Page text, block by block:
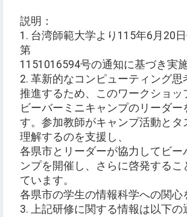
説明：
1. 台湾師範大学より115年6月20
第
1151016594号の通知に基づき実施
2. 革新的なコンピューティング思
推進するため、このワークショッ
ビーバーミニキャンプのリーダー
す。参加教師がキャンプ活動とタ
理解するのを支援し、
各県市とリーダーが協力してビー
ンプを開催し、さらに啓発するこ
ています。
各県市の学生の情報科学への関心
3. 上記研修に関する情報は以下の